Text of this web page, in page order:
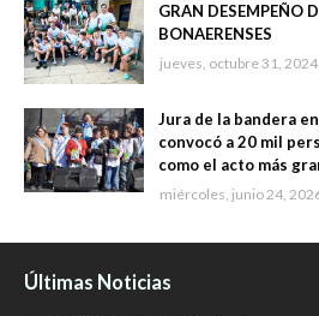
GRAN DESEMPEÑO
BONAERENSES
jueves, octubre 31, 2024
Jura de la bandera
convocó a 20 mil
como el acto más
miércoles, junio 24,
Últimas Noticias